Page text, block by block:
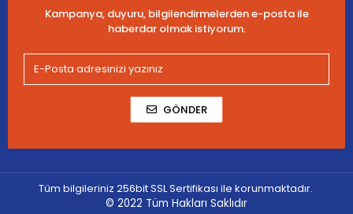
Kampanya, duyuru, bilgilendirmelerden e-posta ile
haberdar olmak istiyorum.
GÖNDER
Tüm bilgileriniz 256bit SSL Sertifikası ile korunmaktadır.
© 2022 Tüm Hakları Saklıdır